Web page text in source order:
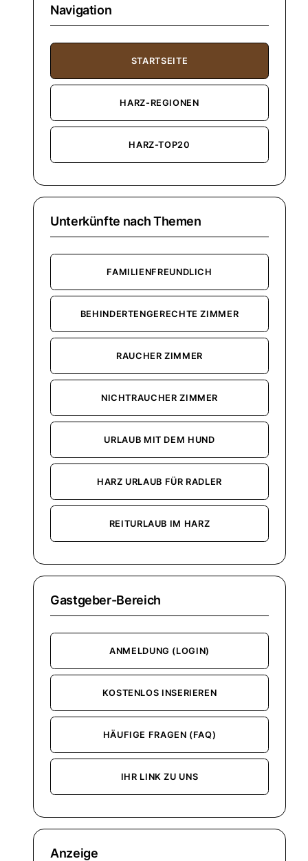
Navigation
STARTSEITE
HARZ-REGIONEN
HARZ-TOP20
Unterkünfte nach Themen
FAMILIENFREUNDLICH
BEHINDERTENGERECHTE ZIMMER
RAUCHER ZIMMER
NICHTRAUCHER ZIMMER
URLAUB MIT DEM HUND
HARZ URLAUB FÜR RADLER
REITURLAUB IM HARZ
Gastgeber-Bereich
ANMELDUNG (LOGIN)
KOSTENLOS INSERIEREN
HÄUFIGE FRAGEN (FAQ)
IHR LINK ZU UNS
Anzeige